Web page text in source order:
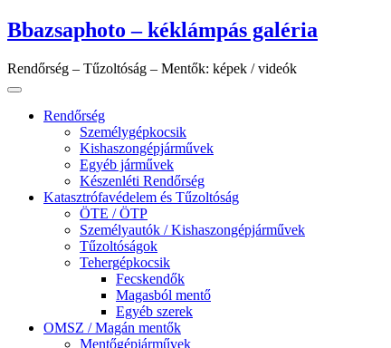
Skip
to
Bbazsaphoto – kéklámpás galéria
Rendőrség – Tűzoltóság – Mentők: képek / videók
Rendőrség
Személygépkocsik
Kishaszongépjárművek
Egyéb járművek
Készenléti Rendőrség
Katasztrófavédelem és Tűzoltóság
ÖTE / ÖTP
Személyautók / Kishaszongépjárművek
Tűzoltóságok
Tehergépkocsik
Fecskendők
Magasból mentő
Egyéb szerek
OMSZ / Magán mentők
Mentőgépjárművek